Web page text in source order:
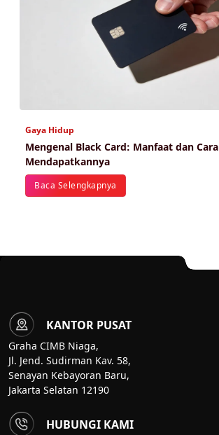
Gaya Hidup
Mengenal Black Card: Manfaat dan Cara
Mendapatkannya
Baca Selengkapnya
KANTOR PUSAT
Graha CIMB Niaga,
Jl. Jend. Sudirman Kav. 58,
Senayan Kebayoran Baru,
Jakarta Selatan 12190
HUBUNGI KAMI